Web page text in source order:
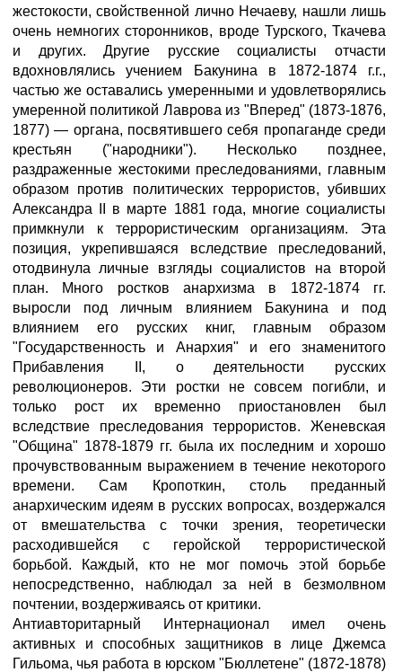
жестокости, свойственной лично Нечаеву, нашли лишь
очень немногих сторонников, вроде Турского, Ткачева
и других. Другие русские социалисты отчасти
вдохновлялись учением Бакунина в 1872-1874 г.г.,
частью же оставались умеренными и удовлетворялись
умеренной политикой Лаврова из "Вперед" (1873-1876,
1877) — органа, посвятившего себя пропаганде среди
крестьян ("народники"). Несколько позднее,
раздраженные жестокими преследованиями, главным
образом против политических террористов, убивших
Александра II в марте 1881 года, многие социалисты
примкнули к террористическим организациям. Эта
позиция, укрепившаяся вследствие преследований,
отодвинула личные взгляды социалистов на второй
план. Много ростков анархизма в 1872-1874 гг.
выросли под личным влиянием Бакунина и под
влиянием его русских книг, глав­ным образом
"Государственность и Анархия" и его знаменитого
Прибавления II, о деятельности русских
революционеров. Эти ростки не совсем погибли, и
только рост их временно приостановлен был
вследствие преследования террористов. Женевская
"Община" 1878-1879 гг. была их последним и хорошо
прочувствованным выражением в течение некоторого
времени. Сам Кропоткин, столь пре­данный
анархическим идеям в русских вопросах, воздержался
от вмешательства с точки зрения, теоретически
расходившейся с геройской террористической
борьбой. Каждый, кто не мог помочь этой борьбе
непосредственно, наблюдал за ней в безмолвном
почтении, воздерживаясь от критики.
Антиавторитарный Интернационал имел очень
активных и способных защитников в лице Джемса
Гильома, чья работа в юрском "Бюллетене" (1872-1878)